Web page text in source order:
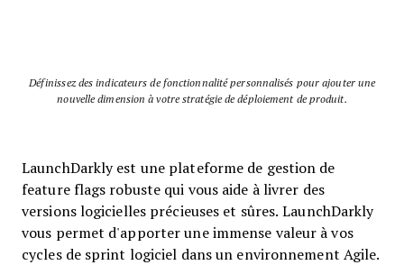
Définissez des indicateurs de fonctionnalité personnalisés pour ajouter une
nouvelle dimension à votre stratégie de déploiement de produit.
LaunchDarkly est une plateforme de gestion de
feature flags robuste qui vous aide à livrer des
versions logicielles précieuses et sûres. LaunchDarkly
vous permet d'apporter une immense valeur à vos
cycles de sprint logiciel dans un environnement Agile.